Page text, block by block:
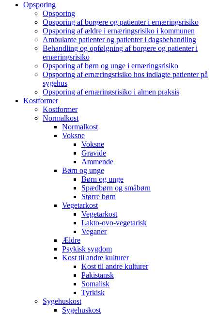
Opsporing
Opsporing
Opsporing af borgere og patienter i ernæringsrisiko
Opsporing af ældre i ernæringsrisiko i kommunen
Ambulante patienter og patienter i dagsbehandling
Behandling og opfølgning af borgere og patienter i
ernæringsrisiko
Opsporing af børn og unge i ernæringsrisiko
Opsporing af ernæringsrisiko hos indlagte patienter på
sygehus
Opsporing af ernæringsrisiko i almen praksis
Kostformer
Kostformer
Normalkost
Normalkost
Voksne
Voksne
Gravide
Ammende
Børn og unge
Børn og unge
Spædbørn og småbørn
Større børn
Vegetarkost
Vegetarkost
Lakto-ovo-vegetarisk
Veganer
Ældre
Psykisk sygdom
Kost til andre kulturer
Kost til andre kulturer
Pakistansk
Somalisk
Tyrkisk
Sygehuskost
Sygehuskost